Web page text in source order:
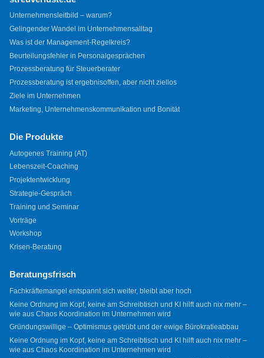
Unternehmensleitbild – warum?
Gelingender Wandel im Unternehmensalltag
Was ist der Management-Regelkreis?
Beurteilungsfehler in Personalgesprächen
Prozessberatung für Steuerberater
Prozessberatung ist ergebnisoffen, aber nicht ziellos
Ziele im Unternehmen
Marketing, Unternehmenskommunikation und Bonität
Die Produkte
Autogenes Training (AT)
Lebenszeit-Coaching
Projektentwicklung
Strategie-Gespräch
Training und Seminar
Vorträge
Workshop
Krisen-Beratung
Beratungsfrisch
Fachkräftemangel entspannt sich weiter, bleibt aber hoch
Keine Ordnung im Kopf, keine am Schreibtisch und KI hilft auch nix mehr –
wie aus Chaos Koordination im Unternehmen wird
Gründungswillige – Optimismus getrübt und der ewige Bürokratieabbau
Keine Ordnung im Kopf, keine am Schreibtisch und KI hilft auch nix mehr –
wie aus Chaos Koordination im Unternehmen wird